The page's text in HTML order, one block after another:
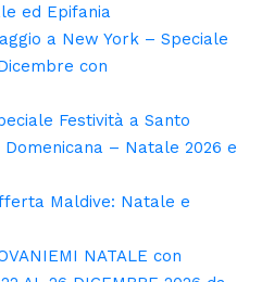
ed Epifania
a New York – Speciale
con
Festività a Santo
– Natale 2026 e
Maldive: Natale e
NATALE con